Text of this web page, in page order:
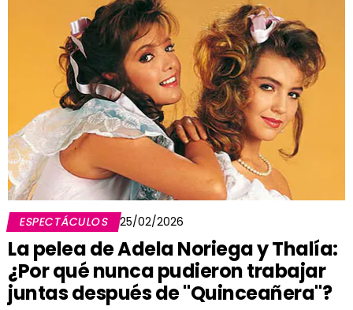
ESPECTÁCULOS 25/02/2026
La pelea de Adela Noriega y Thalía:
¿Por qué nunca pudieron trabajar
juntas después de "Quinceañera"?